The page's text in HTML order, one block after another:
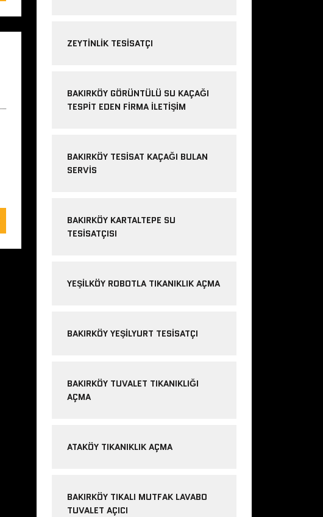
ZEYTINLIK TESISATÇI
BAKIRKÖY GÖRÜNTÜLÜ SU KAÇAĞI
TESPIT EDEN FIRMA ILETIŞIM
BAKIRKÖY TESISAT KAÇAĞI BULAN
SERVIS
BAKIRKÖY KARTALTEPE SU
TESISATÇISI
YEŞILKÖY ROBOTLA TIKANIKLIK AÇMA
BAKIRKÖY YEŞILYURT TESISATÇI
BAKIRKÖY TUVALET TIKANIKLIĞI
AÇMA
ATAKÖY TIKANIKLIK AÇMA
BAKIRKÖY TIKALI MUTFAK LAVABO
TUVALET AÇICI